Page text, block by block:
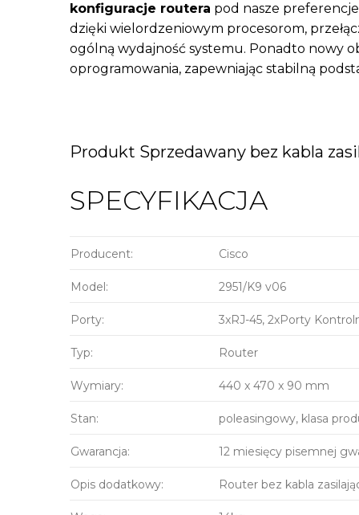
konfiguracje routera pod nasze
dzięki wielordzeniowym procesorom,
ogólną wydajność systemu. Ponadto nowy
oprogramowania, zapewniając stabilną
Produkt Sprzedawany bez kabla
SPECYFIKACJA
Producent: Cisco
Model: 2951/K9 v06
Porty: 3xRJ-45, 2xPorty
Typ: Router
Wymiary: 440 x 470 x 90 mm
Stan: poleasingowy, klasa
Gwarancja: 12 miesięcy pisemnej
Opis dodatkowy: Router bez kabla